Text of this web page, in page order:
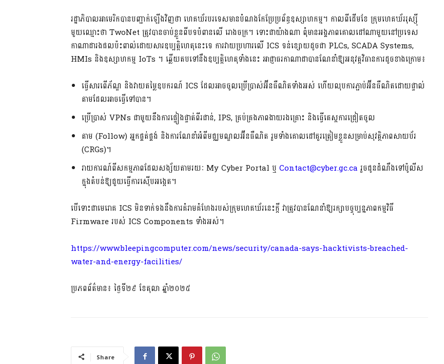
រដ្ឋាភិបាលអាមេរិកបានបញ្ជាក់ឡើងវិញថា ហេគឃ័របរទេសមានបំណងកែប្រែប្រព័ន្ធឧស្សាហកម្ម។ កាលពីដើមខែ ក្រុមហេគឃ័ររុស្ស៊ី
មួយឈ្មោះថា TwoNet ត្រូវបានចាប់ខ្លួនពីបទបំពានលើ រោងចក្រ។ ទោះជាយ៉ាងណា ពុំមានអង្គភាពគោលដៅណាមួយនៅប្រទេស
កាណាដារងផលប៉ះពាល់ដោយសារឧប្បត្តិហេតុនេះទេ ការវាយប្រហារលើ ICS ទន់ខ្សោយដូចជា PLCs, SCADA Systems,
HMIs និងឧស្សាហកម្ម IoTs ។ ឆ្លើយតបទៅនឹងឧប្បត្តិហេតុទាំងនេះ អាជ្ញាធរកាណាដាបានណែនាំឱ្យអនុវត្តវិធានការដូចខាងក្រោម៖
ធ្វើសារពើភ័ណ្ឌ និងវាយតម្លៃឧបករណ៍ ICS ដែលអាចចូលប្រើប្រាស់អ៊ីនធឺណិតទាំងអស់ ហើយលុបការភ្ជាប់អ៊ីនធឺណិតដោយផ្ទាល់
តាមដែលអាចធ្វើទៅបាន។
ប្រើប្រាស់ VPNs ជាមួយនឹងការផ្ទៀងផ្ទាត់ពីរជាន់, IPS, គ្រប់គ្រងភាពងាយរងគ្រោះ និងធ្វើតេស្តការជ្រៀតចូល
តាម (Follow) អ្នកផ្គត់ផ្គង់ និងការណែនាំអំពីមជ្ឈមណ្ឌលអ៊ីនធឺណិត រួមទាំងគោលដៅគួរត្រៀមខ្លួនសម្រាប់សុវត្ថិភាពសាយប័រ
(CRGs)។
រាយការណ៍ពីសកម្មភាពដែលសង្ស័យតាមរយៈ My Cyber Portal ឬ Contact@cyber.gc.ca រួចជូនដំណឹងទៅប៉ូលីស
ក្នុងតំបន់ឱ្យជួយធ្វើការស៊ើបអង្កេត។
បើទោះជាមេរោគ ICS មិនទាក់ទងនឹងការគំរាមគំហែងរបស់ក្រុមហេគឃ័រនេះក្តី វាត្រូវបានណែនាំឱ្យរក្សាបច្ចុប្បន្នភាពកម្មវិធី
Firmware របស់ ICS Components ទាំងអស់។
https://www.bleepingcomputer.com/news/security/canada-says-hacktivists-breached-
water-and-energy-facilities/
ប្រភពព័ត៌មាន៖ ថ្ងៃទី២៩ ខែតុលា ឆ្នាំ២០២៥
Share